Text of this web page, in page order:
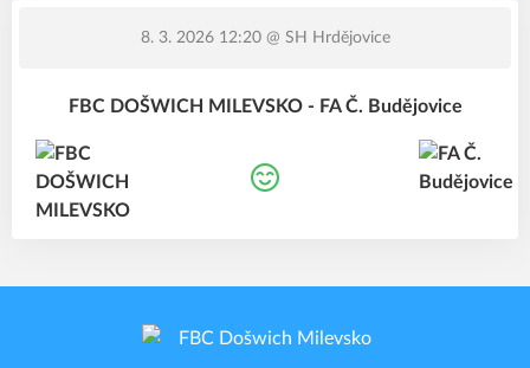
8. 3. 2026 12:20@ SH Hrdějovice
FBC DOŠWICH MILEVSKO - FA Č. Budějovice